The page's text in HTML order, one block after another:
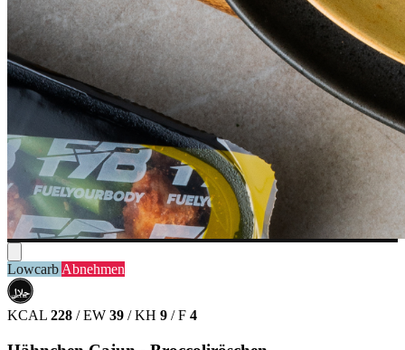
Lowcarb Abnehmen
حلال
HALAL
KCAL 228 / EW 39 / KH 9 / F 4